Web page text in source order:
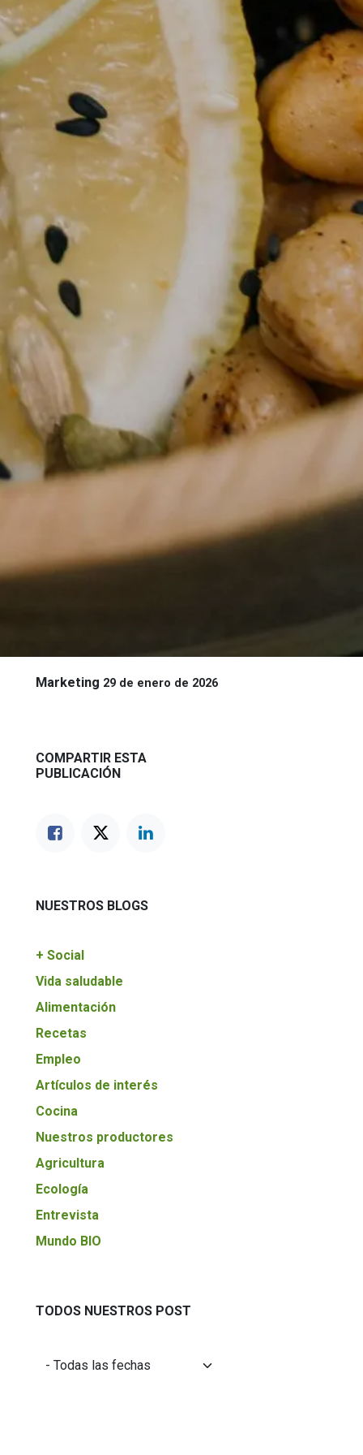
Marketing 29 de enero de 2026
COMPARTIR ESTA
PUBLICACIÓN
NUESTROS BLOGS
+ Social
Vida saludable
Alimentación
Recetas
Empleo
Artículos de interés
Cocina
Nuestros productores
Agricultura
Ecología
Entrevista
Mundo BIO
TODOS NUESTROS POST